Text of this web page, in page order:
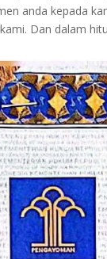
anda kepada
Dan dalam